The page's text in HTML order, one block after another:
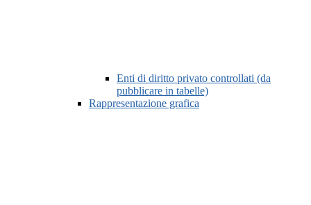
Enti di diritto privato controllati (da
pubblicare in tabelle)
Rappresentazione grafica